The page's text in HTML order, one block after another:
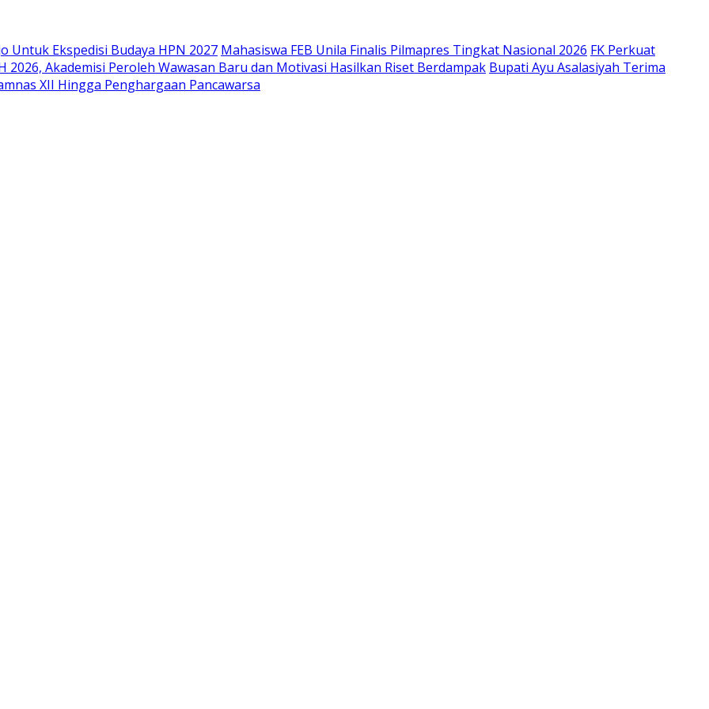
Untuk Ekspedisi Budaya HPN 2027 Mahasiswa FEB Unila Finalis Pilmapres Tingkat Nasional 2026 FK Perkuat
2026, Akademisi Peroleh Wawasan Baru dan Motivasi Hasilkan Riset Berdampak Bupati Ayu Asalasiyah Terima
XII Hingga Penghargaan Pancawarsa